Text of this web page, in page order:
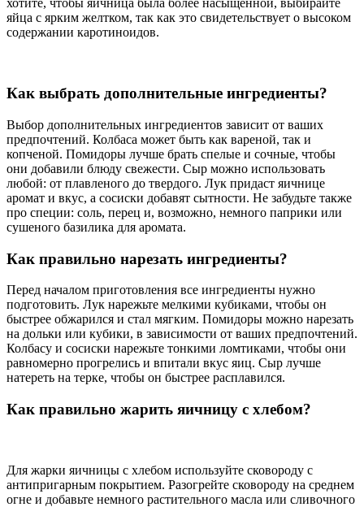
хотите, чтобы яичница была более насыщенной, выбирайте
яйца с ярким желтком, так как это свидетельствует о высоком
содержании каротиноидов.
Как выбрать дополнительные ингредиенты?
Выбор дополнительных ингредиентов зависит от ваших
предпочтений. Колбаса может быть как вареной, так и
копченой. Помидоры лучше брать спелые и сочные, чтобы
они добавили блюду свежести. Сыр можно использовать
любой: от плавленого до твердого. Лук придаст яичнице
аромат и вкус, а сосиски добавят сытности. Не забудьте также
про специи: соль, перец и, возможно, немного паприки или
сушеного базилика для аромата.
Как правильно нарезать ингредиенты?
Перед началом приготовления все ингредиенты нужно
подготовить. Лук нарежьте мелкими кубиками, чтобы он
быстрее обжарился и стал мягким. Помидоры можно нарезать
на дольки или кубики, в зависимости от ваших предпочтений.
Колбасу и сосиски нарежьте тонкими ломтиками, чтобы они
равномерно прогрелись и впитали вкус яиц. Сыр лучше
натереть на терке, чтобы он быстрее расплавился.
Как правильно жарить яичницу с хлебом?
Для жарки яичницы с хлебом используйте сковороду с
антипригарным покрытием. Разогрейте сковороду на среднем
огне и добавьте немного растительного масла или сливочного